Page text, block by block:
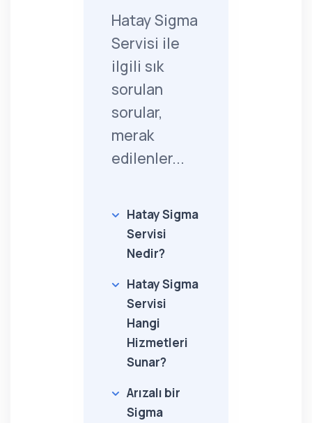
Hatay Sigma
Servisi ile
ilgili sık
sorulan
sorular,
merak
edilenler...
Hatay Sigma
Servisi
Nedir?
Hatay Sigma
Servisi
Hangi
Hizmetleri
Sunar?
Arızalı bir
Sigma